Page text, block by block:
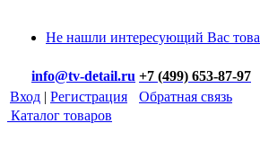
Не нашли интересующий Вас
info@tv-detail.ru +7 (499) 653-87-97
Вход | Регистрация
Обратная связь
Каталог товаров